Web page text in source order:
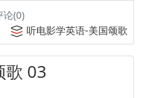
(0)
听电影学英语-美国颂歌
歌 03